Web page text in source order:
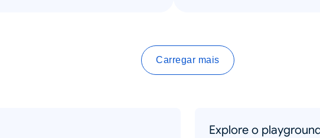
Carregar mais
Explore o